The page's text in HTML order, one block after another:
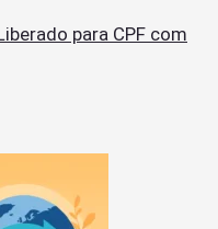
para CPF com